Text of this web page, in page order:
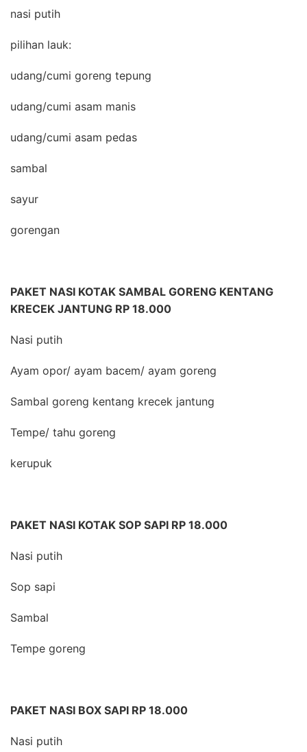
nasi putih
pilihan lauk:
udang/cumi goreng tepung
udang/cumi asam manis
udang/cumi asam pedas
sambal
sayur
gorengan
PAKET NASI KOTAK SAMBAL GORENG KENTANG
KRECEK JANTUNG RP 18.000
Nasi putih
Ayam opor/ ayam bacem/ ayam goreng
Sambal goreng kentang krecek jantung
Tempe/ tahu goreng
kerupuk
PAKET NASI KOTAK SOP SAPI RP 18.000
Nasi putih
Sop sapi
Sambal
Tempe goreng
PAKET NASI BOX SAPI RP 18.000
Nasi putih